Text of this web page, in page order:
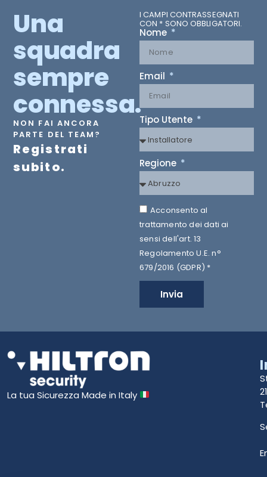
Una
squadra
sempre
connessa.
NON FAI ANCORA
PARTE DEL TEAM?
Registrati
subito.
I CAMPI CONTRASSEGNATI
CON * SONO OBBLIGATORI.
Nome
Email
Tipo Utente
Regione
Acconsento al
trattamento dei dati ai
sensi dell'art. 13
Regolamento U.E. n°
679/2016 (GDPR) *
Invia
La tua Sicurezza Made in Italy